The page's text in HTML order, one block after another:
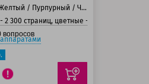
/ Пурпурный / Черный
2 300 страниц, цветные - 1 500 страниц
вопросов